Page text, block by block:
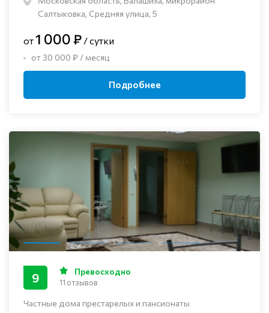
Салтыковка, Средняя улица, 5
от1 000 ₽ / сутки
от 30 000 ₽ / месяц
Подробнее
Частные дома престарелых и пансионаты
9 Превосходно
11 отзывов